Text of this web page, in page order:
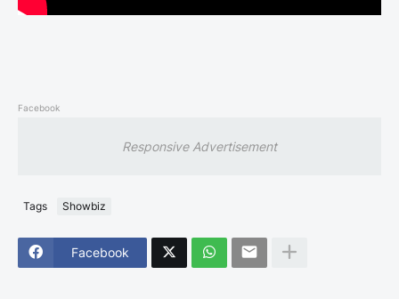
Facebook
Responsive Advertisement
Tags Showbiz
Facebook